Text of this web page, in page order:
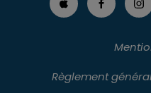
Règlement